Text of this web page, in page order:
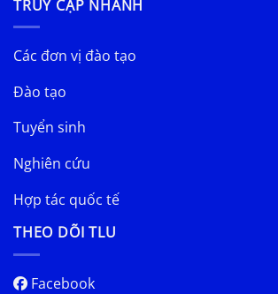
TRUY CẬP NHANH
Các đơn vị đào tạo
Đào tạo
Tuyển sinh
Nghiên cứu
Hợp tác quốc tế
THEO DÕI TLU
Facebook